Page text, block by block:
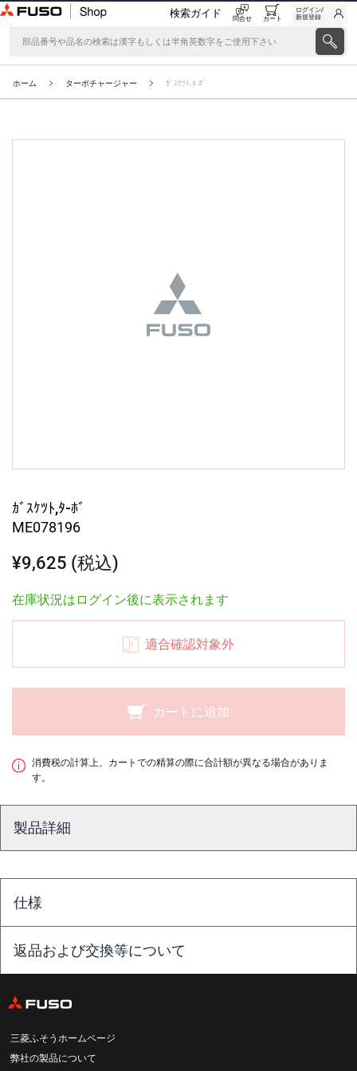
検索ガイド 問合せ カート
ログイン/
新規登録
ホーム ターボチャージャー ｶﾞｽｹﾂﾄ,ﾀ-ﾎﾞ
ｶﾞｽｹﾂﾄ,ﾀ-ﾎﾞ
ME078196
¥9,625 (税込)
在庫状況はログイン後に表示されます
適合確認対象外
カートに追加
消費税の計算上、カートでの精算の際に合計額が異なる場合がありま
す。
製品詳細
仕様
返品および交換等について
三菱ふそうホームページ
弊社の製品について